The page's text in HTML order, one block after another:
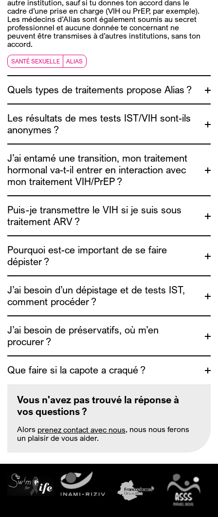
autre institution, sauf si tu donnes ton accord dans le
cadre d’une prise en charge (VIH ou PrEP, par exemple).
Les médecins d’Alias sont également soumis au secret
professionnel et aucune donnée te concernant ne
peuvent être transmises à d’autres institutions, sans ton
accord.
SANTÉ SEXUELLE ALIAS
Quels types de traitements propose Alias ?
Les résultats de mes tests IST/VIH sont-ils
anonymes ?
rendez-vous ici
J’ai entamé une transition, mon traitement
hormonal va-t-il entrer en interaction avec
mon traitement VIH/PrEP ?
http://www.genrespluriels.be/-Traitements-
Hormonaux-TH-
http://www.genrespluriels.be/Guide-de-sante-
Puis-je transmettre le VIH si je suis sous
traitement ARV ?
https://www.exaequo.be/fr/ta-
sante/undetectable
Pourquoi est-ce important de se faire
dépister ?
https://www.exaequo.be/fr/
J’ai besoin d’un dépistage et de tests IST,
comment procéder ?
J’ai besoin de préservatifs, où m’en
procurer ?
sexuels/#notions-de-base
https://www.zanzu.be/fr
Que faire si la capote a craqué ?
sexuels/#notions-de-base
https://www.exaequo.be/fr/safer-sex
https://www.genrespluriels.be/Guide-
Vous n'avez pas trouvé la réponse à
vos questions ?
Alors prenez contact avec nous, nous nous ferons
un plaisir de vous aider.